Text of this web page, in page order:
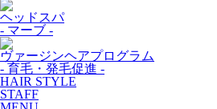
ヘッドスパ
- マーブ -
ヴァージンヘアプログラム
- 育毛・発毛促進 -
HAIR STYLE
STAFF